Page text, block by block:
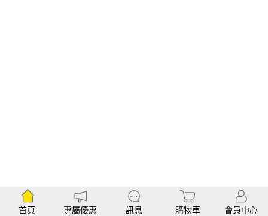
首頁 專屬優惠 訊息 購物車 會員中心